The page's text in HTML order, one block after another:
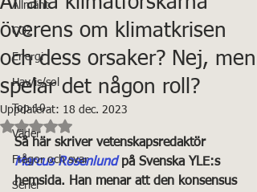
Allmänt
CO2
Energi
Hav/is/sol
Top 10
Väder
Frågor och svar
Serier
överens om klimatkrisen
och dess orsaker? Nej, men
spelar det någon roll?
Uppdaterat: 18 dec. 2023
Betygsatt till NaN av 5 stjärnor.
Så här skriver vetenskapsredaktör
Marcus Rosenlund på Svenska YLE:s
hemsida. Han menar att den konsensus